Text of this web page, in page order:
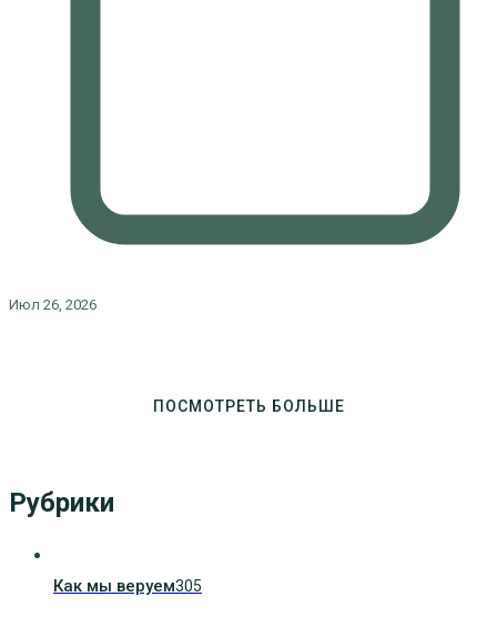
Июл 26, 2026
ПОСМОТРЕТЬ БОЛЬШЕ
Рубрики
Как мы веруем305